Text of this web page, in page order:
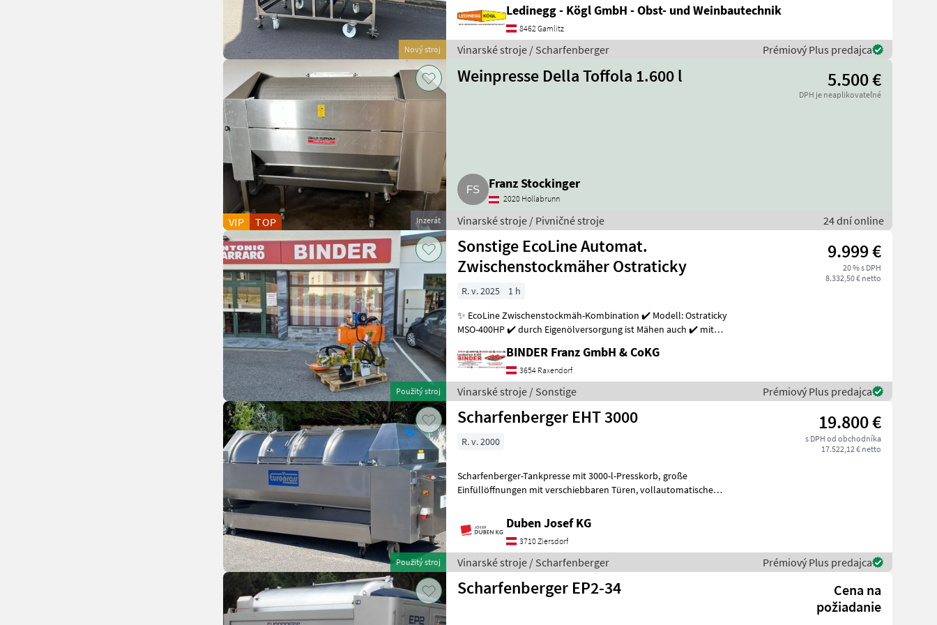
Nový stroj
Ledinegg - Kögl GmbH - Obst- und Weinbautechnik
8462 Gamlitz
Vinarské stroje / Scharfenberger Prémiový Plus predajca
Inzerát
VIP TOP
Weinpresse Della Toffola 1.600 l 5.500 €
DPH je neaplikovateľné
Franz Stockinger
2020 Hollabrunn
Vinarské stroje / Pivničné stroje 24 dní online
Použitý stroj
Sonstige EcoLine Automat.
Zwischenstockmäher Ostraticky
9.999 €
20 % s DPH
8.332,50 € netto
R. v. 2025
1 h
✨ EcoLine Zwischenstockmäh-Kombination ✔️ Modell: Ostraticky
MSO-400HP ✔️ durch Eigenölversorgung ist Mähen auch ✔️ mit
BINDER Franz GmbH & CoKG
3654 Raxendorf
Vinarské stroje / Sonstige Prémiový Plus predajca
Použitý stroj
Scharfenberger EHT 3000 19.800 €
s DPH od obchodníka
17.522,12 € netto
R. v. 2000
Scharfenberger-Tankpresse mit 3000-l-Presskorb, große
Einfüllöffnungen mit verschiebbaren Türen, vollautomatische
Duben Josef KG
3710 Ziersdorf
Vinarské stroje / Scharfenberger Prémiový Plus predajca
Scharfenberger EP2-34
Cena na
požiadanie